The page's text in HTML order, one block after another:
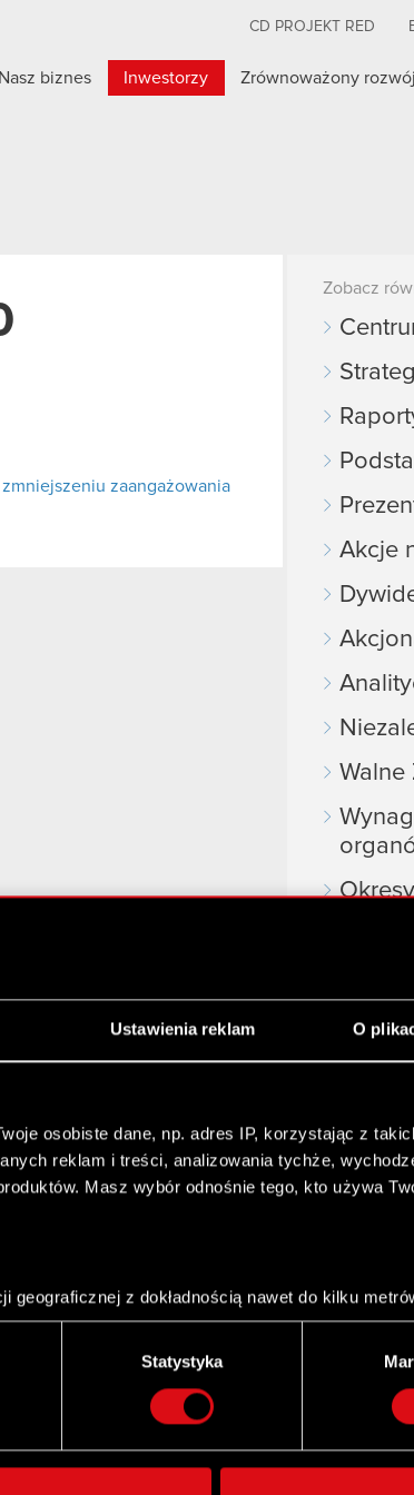
Ustawienia reklam O
osobiste dane, np. adres IP, korzystając z
reklam i treści, analizowania tychże,
Masz wybór odnośnie tego, kto używa
geograficznej z dokładnością nawet do kilku
charakteryzującego je zbiory danych
dane są przetwarzane oraz ustaw własne
lub wycofać swoją zgodę w dowolnej chwili.
i reklam, aby oferować funkcje
Statystyka
CD PROJEKT RED
Nasz biznes Inwestorzy Zrównoważony rozwój
zaangażowania
Zobacz
Akcje
Walne
Dowiedz